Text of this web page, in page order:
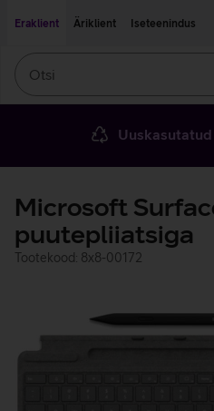
Eraklient
Äriklient Iseteenindus
Microsoft
puutepliiatsiga
Tootekood: 8x8-00172